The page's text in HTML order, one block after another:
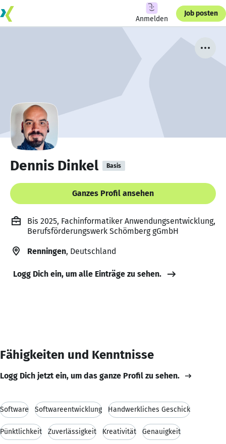
Anmelden
Job posten
Dennis Dinkel Basis
Ganzes Profil ansehen
Bis 2025, Fachinformatiker Anwendungsentwicklung,
Berufsförderungswerk Schömberg gGmbH
Renningen, Deutschland
Logg Dich ein, um alle Einträge zu sehen.
Fähigkeiten und Kenntnisse
Logg Dich jetzt ein, um das ganze Profil zu sehen.
Software Softwareentwicklung Handwerkliches Geschick
Pünktlichkeit Zuverlässigkeit Kreativität Genauigkeit